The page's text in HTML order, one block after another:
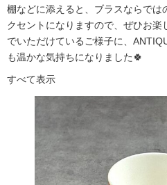
棚などに添えると、ブラスならでは
クセントになりますので、ぜひお
でいただけているご様子に、
も温かな気持ちになりました🍀
すべて表示